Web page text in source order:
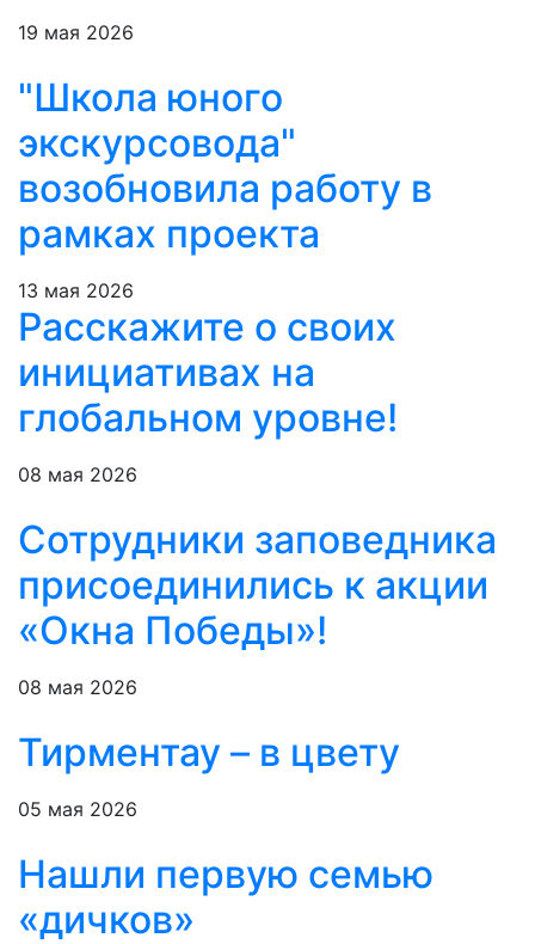
19 мая 2026
"Школа юного
экскурсовода"
возобновила работу в
рамках проекта
13 мая 2026
Расскажите о своих
инициативах на
глобальном уровне!
08 мая 2026
Сотрудники заповедника
присоединились к акции
«Окна Победы»!
08 мая 2026
Тирментау – в цвету
05 мая 2026
Нашли первую семью
«дичков»